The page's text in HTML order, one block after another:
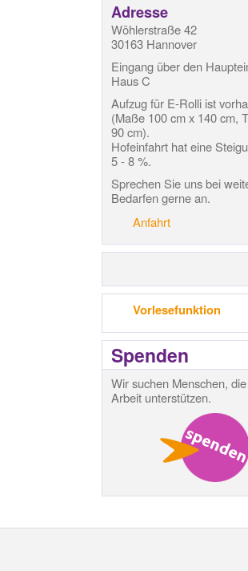
Adresse
Wöhlerstraße 42
30163 Hannover
Eingang über den
Haus C
Aufzug für E-Rolli ist
(Maße 100 cm x 140 cm,
90 cm).
Hofeinfahrt hat eine
5 - 8 %.
Sprechen Sie uns bei
Bedarfen gerne an.
Anfahrt
Vorlesefunktion
Spenden
Wir suchen Menschen,
Arbeit unterstützen.